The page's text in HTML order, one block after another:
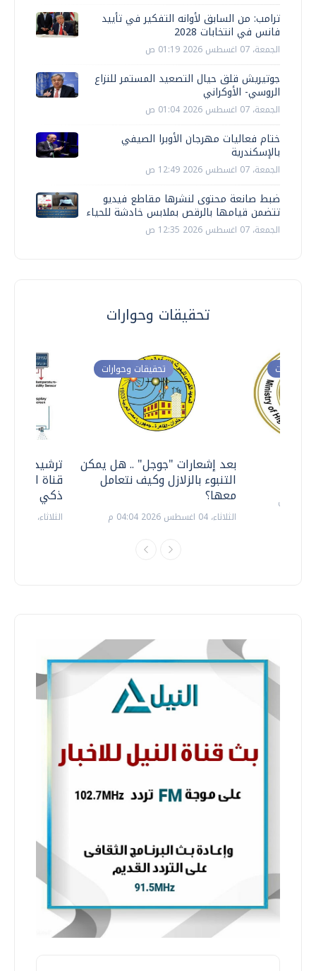
ترامب: من السابق لأوانه التفكير في تأييد
فانس في انتخابات 2028
الجمعة، 07 اغسطس 2026 01:19 ص
جوتيريش قلق حيال التصعيد المستمر للنزاع
الروسي- الأوكراني
الجمعة، 07 اغسطس 2026 01:04 ص
ختام فعاليات مهرجان الأوبرا الصيفي
بالإسكندرية
الجمعة، 07 اغسطس 2026 12:49 ص
ضبط صانعة محتوى لنشرها مقاطع فيديو
تتضمن قيامها بالرقص بملابس خادشة للحياء
الجمعة، 07 اغسطس 2026 12:35 ص
تحقيقات وحوارات
ترشيدا
قناة
ذكي
الثلاثاء، 14 يوليو 2026 06:11 م
تحقيقات وحوارات
بعد إشعارات "جوجل" .. هل يمكن
التنبوء بالزلازل وكيف نتعامل
معها؟
الثلاثاء، 04 اغسطس 2026 04:04 م
وحوارات